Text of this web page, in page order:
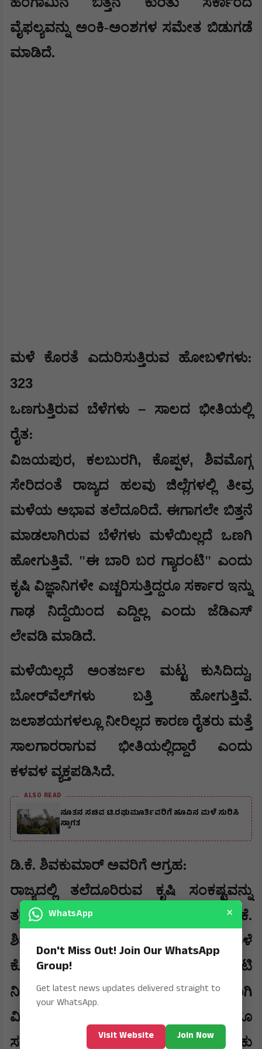
ವೈಫಲ್ಯವನ್ನು ಅಂಕಿ-ಅಂಶಗಳ ಸಮೇತ ಬಿಡುಗಡೆ
ಮಾಡಿದೆ.
​​ಮಳೆ ಕೊರತೆ ಎದುರಿಸುತ್ತಿರುವ ಹೋಬಳಿಗಳು:
323
​ಒಣಗುತ್ತಿರುವ ಬೆಳೆಗಳು – ಸಾಲದ ಭೀತಿಯಲ್ಲಿ
ರೈತ:
ವಿಜಯಪುರ, ಕಲಬುರಗಿ, ಕೊಪ್ಪಳ, ಶಿವಮೊಗ್ಗ
ಸೇರಿದಂತೆ ರಾಜ್ಯದ ಹಲವು ಜಿಲ್ಲೆಗಳಲ್ಲಿ ತೀವ್ರ
ಮಳೆಯ ಅಭಾವ ತಲೆದೂರಿದೆ. ಈಗಾಗಲೇ ಬಿತ್ತನೆ
ಮಾಡಲಾಗಿರುವ ಬೆಳೆಗಳು ಮಳೆಯಿಲ್ಲದೆ ಒಣಗಿ
ಹೋಗುತ್ತಿವೆ. "ಈ ಬಾರಿ ಬರ ಗ್ಯಾರಂಟಿ" ಎಂದು
ಕೃಷಿ ವಿಜ್ಞಾನಿಗಳೇ ಎಚ್ಚರಿಸುತ್ತಿದ್ದರೂ ಸರ್ಕಾರ ಇನ್ನು
ಗಾಢ ನಿದ್ದೆಯಿಂದ ಎದ್ದಿಲ್ಲ ಎಂದು ಜೆಡಿಎಸ್
ಲೇವಡಿ ಮಾಡಿದೆ.
​ಮಳೆಯಿಲ್ಲದೆ ಅಂತರ್ಜಲ ಮಟ್ಟ ಕುಸಿದಿದ್ದು,
ಬೋರ್‌ವೆಲ್‌ಗಳು ಬತ್ತಿ ಹೋಗುತ್ತಿವೆ.
ಜಲಾಶಯಗಳಲ್ಲೂ ನೀರಿಲ್ಲದ ಕಾರಣ ರೈತರು ಮತ್ತೆ
ಸಾಲಗಾರರಾಗುವ ಭೀತಿಯಲ್ಲಿದ್ದಾರೆ ಎಂದು
ಕಳವಳ ವ್ಯಕ್ತಪಡಿಸಿದೆ.
ALSO READ
ನೂತನ ಸಚಿವ ಟಿ.ರಘುಮೂರ್ತಿವರಿಗೆ ಹೂವಿನ ಮಳೆ ಸುರಿಸಿ
ಸ್ವಾಗತ
​ಡಿ.ಕೆ. ಶಿವಕುಮಾರ್ ಅವರಿಗೆ ಆಗ್ರಹ:
ರಾಜ್ಯದಲ್ಲಿ ತಲೆದೂರಿರುವ ಕೃಷಿ ಸಂಕಷ್ಟವನ್ನು
ತಕ್ಷಣವೇ ಆಲಿಸಬೇಕು. ಮುಖ್ಯಮಂತ್ರಿ ಡಿ.ಕೆ.
ಶಿವಕುಮಾರ್ ಅವರು ತಕ್ಷಣವೇ ಮಳೆ
ಕೊರತೆಯಿಂದ ಬಾಧಿತವಾಗಿರುವ ಜಿಲ್ಲೆಗಳಿಗೆ ಭೇಟಿ
ನೀಡಿ ,ಬರ ಪರಿಹಾರ ಕಾರ್ಯ ನಿರ್ವಹಣೆಗಾಗಿ
ವಿಶೇಷ ಯೋಜನೆಗಳನ್ನು ಪ್ರಕಟಿಸಬೇಕು ಹಾಗೂ
ಸಂಕಷ್ಟದಲ್ಲಿರುವ ರೈತರ ನೆರವಿಗೆ ಧಾವಿಸಬೇಕು
WhatsApp ×
Don't Miss Out! Join Our WhatsApp
Group!
Get latest news updates delivered straight to
your WhatsApp.
Visit Website Join Now